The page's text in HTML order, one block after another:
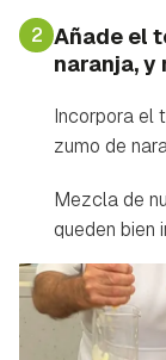
2 Añade el
naranja, y
Incorpora el
zumo de
Mezcla de
queden bien